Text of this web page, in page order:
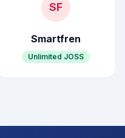
SF
Smartfren
Unlimited JOSS